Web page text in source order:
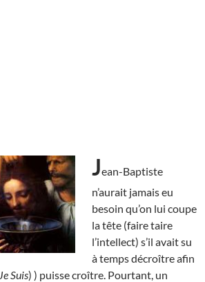
Jean-Baptiste
n’aurait jamais eu
besoin qu’on lui coupe
la tête (faire taire
l’intellect) s’il avait su
à temps décroître afin
Je Suis) ) puisse croître. Pourtant, un